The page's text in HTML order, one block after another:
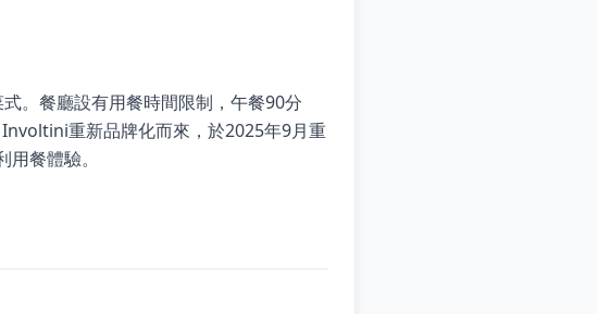
。餐廳設有用餐時間限制，午餐90分
重新品牌化而來，於2025年9月重
餐體驗。